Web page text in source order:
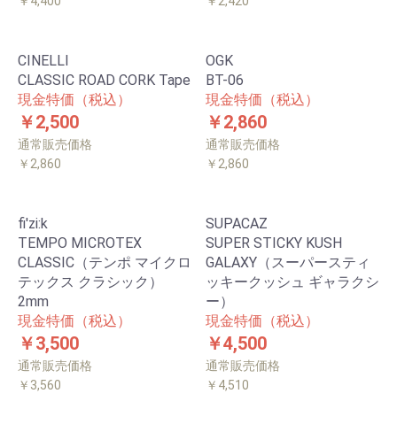
CINELLI
CLASSIC ROAD CORK Tape
現金特価（税込）
￥2,500
通常販売価格
￥2,860
OGK
BT-06
現金特価（税込）
￥2,860
通常販売価格
￥2,860
fi'zi:k
TEMPO MICROTEX
CLASSIC（テンポ マイクロ
テックス クラシック）
2mm
現金特価（税込）
￥3,500
通常販売価格
￥3,560
SUPACAZ
SUPER STICKY KUSH
GALAXY（スーパースティ
ッキークッシュ ギャラクシ
ー）
現金特価（税込）
￥4,500
通常販売価格
￥4,510